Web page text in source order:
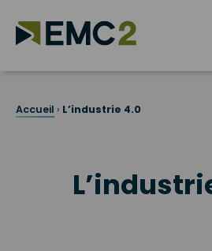
Skip
content
Accueil › L’industrie 4.0